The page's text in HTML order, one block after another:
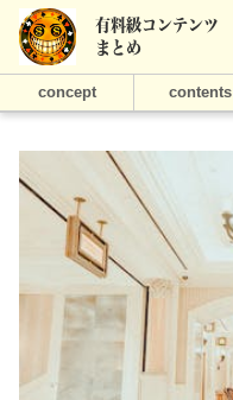
有料級コンテンツ
まとめ
concept contents